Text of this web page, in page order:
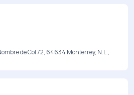
de Col 72, 64634 Monterrey, N.L.,